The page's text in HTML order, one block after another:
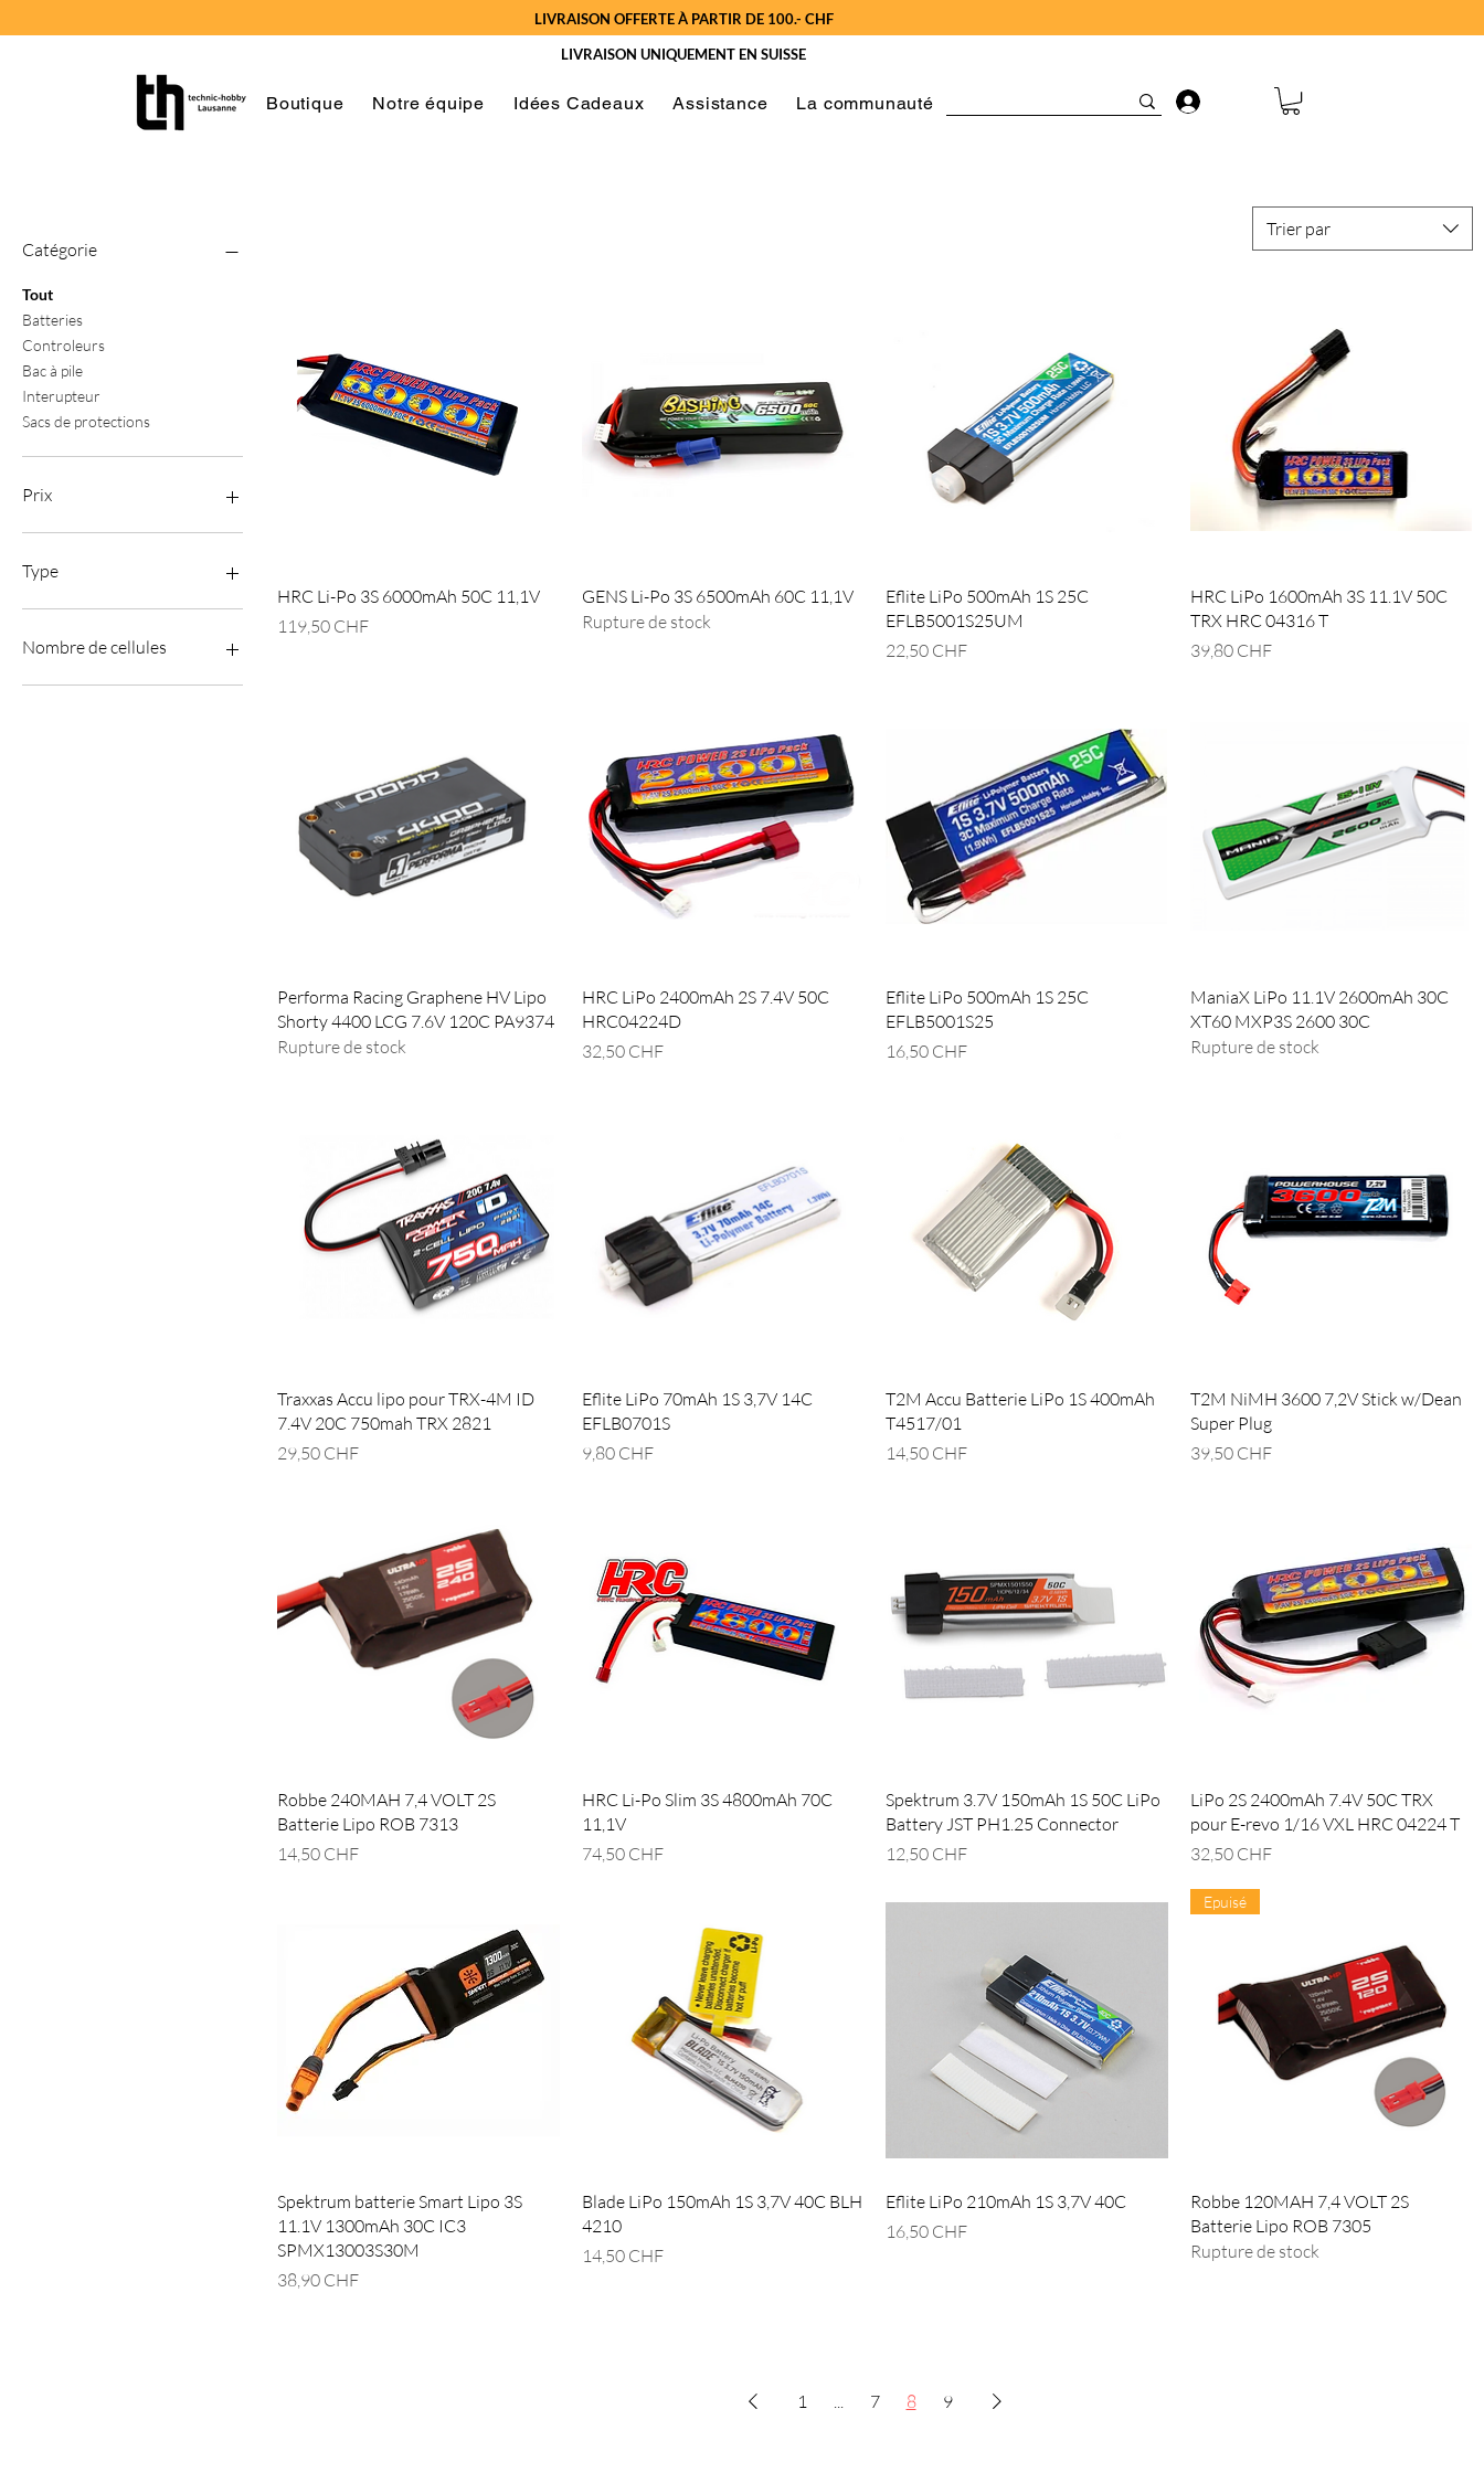
LIVRAISON OFFERTE À PARTIR DE 100.- CHF
LIVRAISON UNIQUEMENT EN SUISSE
Boutique Notre équipe Idées Cadeaux Assistance La communauté Connexion
Catégorie
Tout
Batteries
Controleurs
Bac à pile
Interupteur
Sacs de protections
Prix
Type
Life
Li-Ion
Nimh
Nombre de cellules
1S
Trier par
HRC Li-Po 3S 6000mAh 50C 11,1V
Prix
119,50 CHF
GENS Li-Po 3S 6500mAh 60C 11,1V
Rupture de stock
Eflite LiPo 500mAh 1S 25C
EFLB5001S25UM
Prix
22,50 CHF
HRC LiPo 1600mAh 3S 11.1V 50C
TRX HRC 04316 T
Prix
39,80 CHF
Performa Racing Graphene HV Lipo
Shorty 4400 LCG 7.6V 120C PA9374
Rupture de stock
HRC LiPo 2400mAh 2S 7.4V 50C
HRC04224D
Prix
32,50 CHF
Eflite LiPo 500mAh 1S 25C
EFLB5001S25
Prix
16,50 CHF
ManiaX LiPo 11.1V 2600mAh 30C
XT60 MXP3S 2600 30C
Rupture de stock
Traxxas Accu lipo pour TRX-4M ID
7.4V 20C 750mah TRX 2821
Prix
29,50 CHF
Eflite LiPo 70mAh 1S 3,7V 14C
EFLB0701S
Prix
9,80 CHF
T2M Accu Batterie LiPo 1S 400mAh
T4517/01
Prix
14,50 CHF
T2M NiMH 3600 7,2V Stick w/Dean
Super Plug
Prix
39,50 CHF
Robbe 240MAH 7,4 VOLT 2S
Batterie Lipo ROB 7313
Prix
14,50 CHF
HRC Li-Po Slim 3S 4800mAh 70C
11,1V
Prix
74,50 CHF
Spektrum 3.7V 150mAh 1S 50C LiPo
Battery JST PH1.25 Connector
Prix
12,50 CHF
LiPo 2S 2400mAh 7.4V 50C TRX
pour E-revo 1/16 VXL HRC 04224 T
Prix
32,50 CHF
Spektrum batterie Smart Lipo 3S
11.1V 1300mAh 30C IC3
SPMX13003S30M
Prix
38,90 CHF
Blade LiPo 150mAh 1S 3,7V 40C BLH
4210
Prix
14,50 CHF
Eflite LiPo 210mAh 1S 3,7V 40C
Prix
16,50 CHF
Epuisé
Robbe 120MAH 7,4 VOLT 2S
Batterie Lipo ROB 7305
Rupture de stock
1 7 8 9